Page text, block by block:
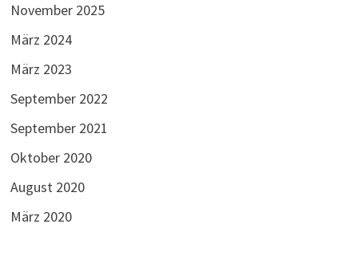
November 2025
März 2024
März 2023
September 2022
September 2021
Oktober 2020
August 2020
März 2020